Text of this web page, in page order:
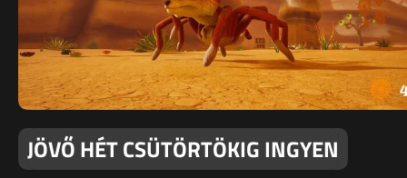
JÖVŐ HÉT CSÜTÖRTÖKIG INGYEN